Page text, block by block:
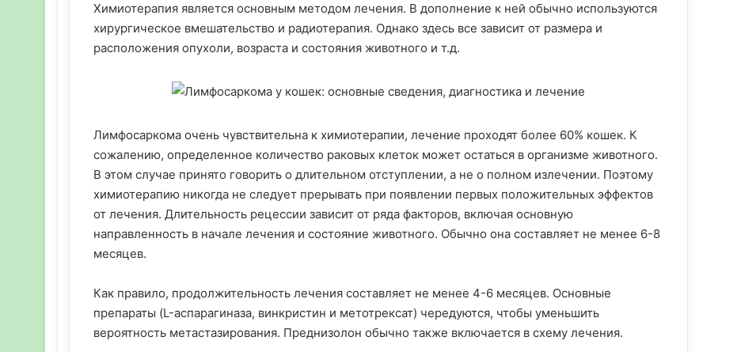
Химиотерапия является основным методом лечения. В дополнение к ней обычно используются
хирургическое вмешательство и радиотерапия. Однако здесь все зависит от размера и
расположения опухоли, возраста и состояния животного и т.д.
Лимфосаркома очень чувствительна к химиотерапии, лечение проходят более 60% кошек. К
сожалению, определенное количество раковых клеток может остаться в организме животного.
В этом случае принято говорить о длительном отступлении, а не о полном излечении. Поэтому
химиотерапию никогда не следует прерывать при появлении первых положительных эффектов
от лечения. Длительность рецессии зависит от ряда факторов, включая основную
направленность в начале лечения и состояние животного. Обычно она составляет не менее 6-8
месяцев.
Как правило, продолжительность лечения составляет не менее 4-6 месяцев. Основные
препараты (L-аспарагиназа, винкристин и метотрексат) чередуются, чтобы уменьшить
вероятность метастазирования. Преднизолон обычно также включается в схему лечения.